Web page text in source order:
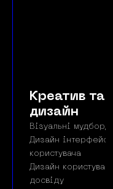
Креатив та
дизайн
Візуальні
Дизайн інтерфейсу
користувача
Дизайн
досвіду